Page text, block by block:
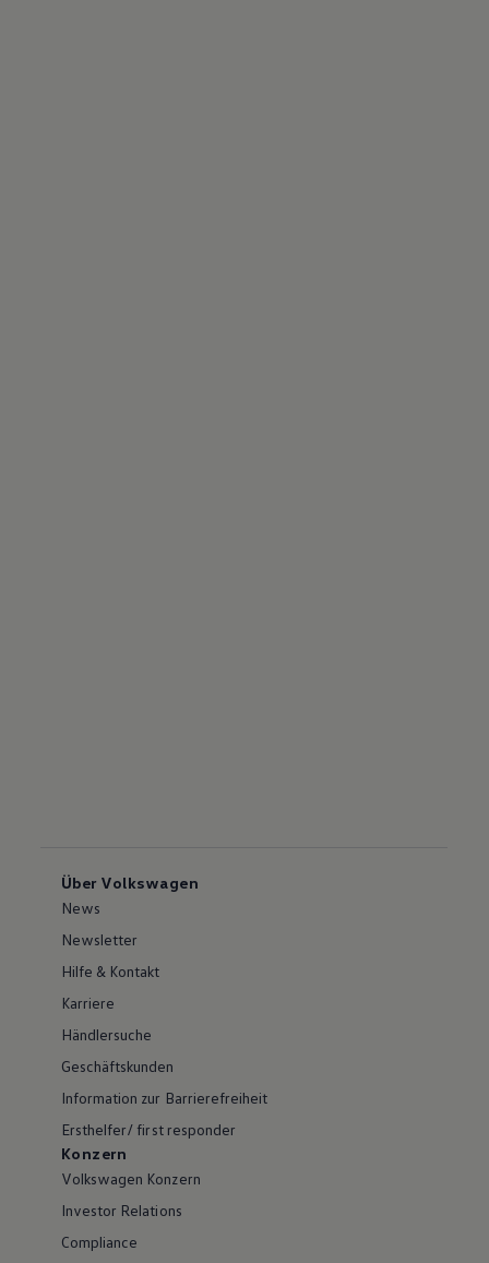
Über Volkswagen
News
Newsletter
Hilfe & Kontakt
Karriere
Händlersuche
Geschäftskunden
Information zur Barrierefreiheit
Ersthelfer/ first responder
Konzern
Volkswagen Konzern
Investor Relations
Compliance